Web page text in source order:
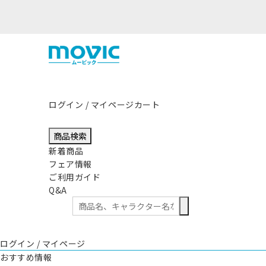
ログイン / マイページカート
商品検索
新着商品
フェア情報
ご利用ガイド
Q&A
ログイン / マイページ
おすすめ情報